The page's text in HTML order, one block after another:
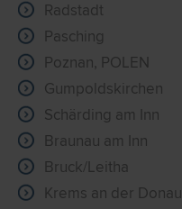
Radstadt
Pasching
Poznan, POLEN
Gumpoldskirchen
Schärding am Inn
Braunau am Inn
Bruck/Leitha
Krems an der Donau